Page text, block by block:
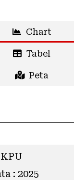
Chart
Tabel
Peta
: 2025